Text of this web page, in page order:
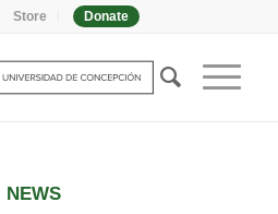
Store Donate
NEWS